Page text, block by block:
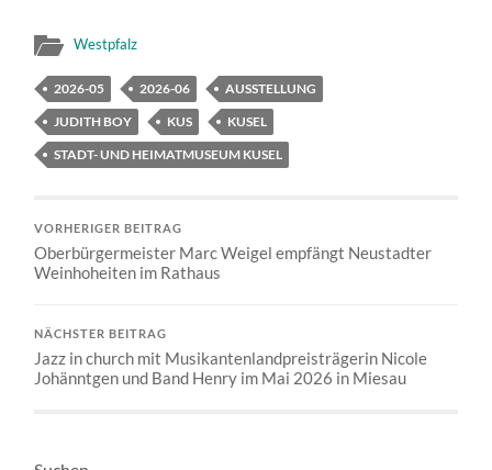
Westpfalz
2026-05 2026-06
AUSSTELLUNG
JUDITH BOY
KUS
KUSEL
STADT- UND HEIMATMUSEUM KUSEL
VORHERIGER BEITRAG
Oberbürgermeister Marc Weigel empfängt Neustadter
Weinhoheiten im Rathaus
NÄCHSTER BEITRAG
Jazz in church mit Musikantenlandpreisträgerin Nicole
Johänntgen und Band Henry im Mai 2026 in Miesau